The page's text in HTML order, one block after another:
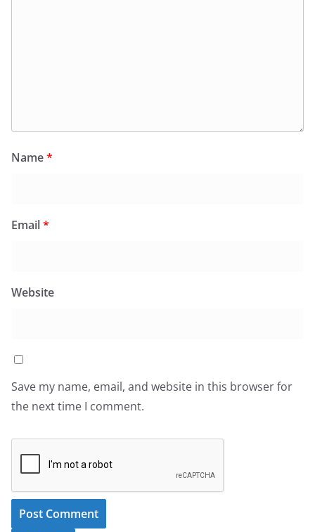
Name*
Email*
Website
Save my name, email, and website in this browser for
the next time I comment.